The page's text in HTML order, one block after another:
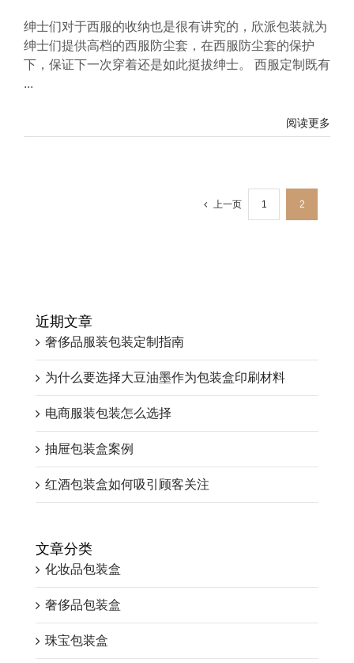
绅士们对于西服的收纳也是很有讲究的，欣派包装就为
绅士们提供高档的西服防尘套，在西服防尘套的保护
下，保证下一次穿着还是如此挺拔绅士。 西服定制既有
...
阅读更多
上一页 1 2
近期文章
奢侈品服装包装定制指南
为什么要选择大豆油墨作为包装盒印刷材料
电商服装包装怎么选择
抽屉包装盒案例
红酒包装盒如何吸引顾客关注
文章分类
化妆品包装盒
奢侈品包装盒
珠宝包装盒